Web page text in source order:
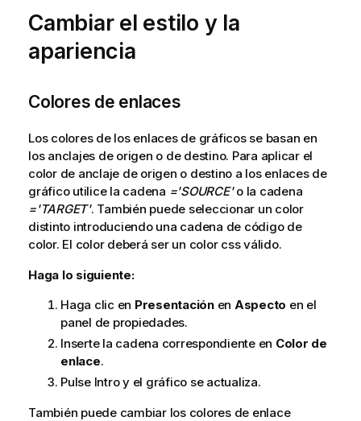
Cambiar el estilo y la
apariencia
Colores de enlaces
Los colores de los enlaces de gráficos se basan en
los anclajes de origen o de destino. Para aplicar el
color de anclaje de origen o destino a los enlaces de
gráfico utilice la cadena ='SOURCE'o la cadena
='TARGET'. También puede seleccionar un color
distinto introduciendo una cadena de código de
color. El color deberá ser un color css válido.
Haga lo siguiente:
Haga clic en Presentaciónen Aspecto en el
panel de propiedades.
Inserte la cadena correspondiente en Color de
enlace.
Pulse Intro y el gráfico se actualiza.
También puede cambiar los colores de enlace